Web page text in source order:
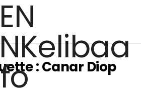
:Canar Diop